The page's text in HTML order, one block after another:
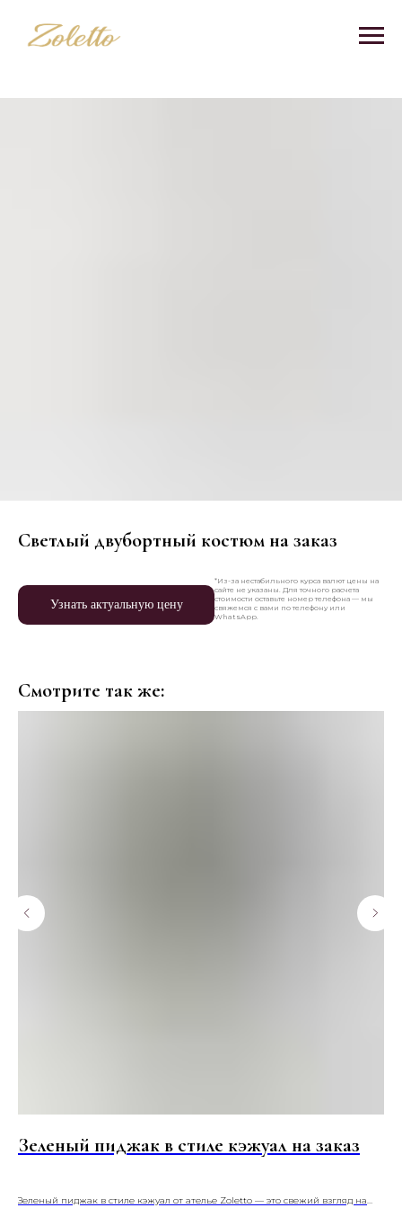
Светлый двубортный костюм на заказ
Узнать актуальную цену
*Из-за нестабильного курса валют цены на
сайте не указаны. Для точного расчета
стоимости оставьте номер телефона — мы
свяжемся с вами по телефону или
WhatsApp.
Смотрите так же:
Зеленый пиджак в стиле кэжуал на заказ
Зеленый пиджак в стиле кэжуал от ателье Zoletto — это свежий взгляд на